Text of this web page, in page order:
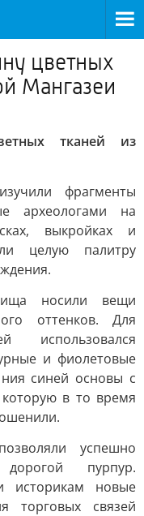
цветных
Мангазеи
тканей из
фрагменты
археологами на
выкройках и
целую палитру
носили вещи
оттенков. Для
использовался
и фиолетовые
синей основы с
в то время
успешно
пурпур.
историкам новые
торговых связей